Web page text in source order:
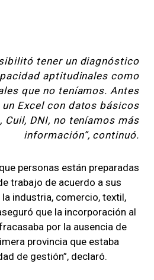
tener un diagnóstico
aptitudinales como
que no teníamos. Antes
Excel con datos básicos
DNI, no teníamos más
información”, continuó.
personas están preparadas
trabajo de acuerdo a sus
la industria, comercio, textil,
que la incorporación al
por la ausencia de
provincia que estaba
de gestión”, declaró.